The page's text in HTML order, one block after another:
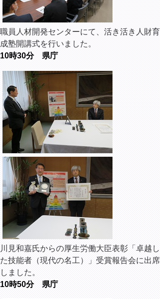
職員人材開発センターにて、活き活き人財育
成塾開講式を行いました。
10時30分 県庁
川見和嘉氏からの厚生労働大臣表彰「卓越し
た技能者（現代の名工）」受賞報告会に出席
しました。
10時50分 県庁